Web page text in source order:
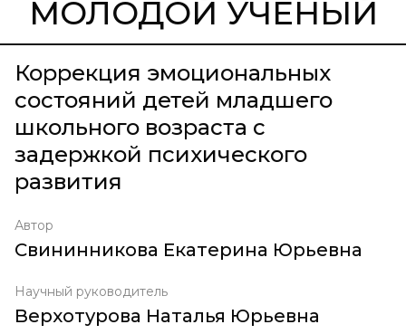
МОЛОДОЙ УЧЁНЫЙ
Коррекция эмоциональных
состояний детей младшего
школьного возраста с
задержкой психического
развития
Автор
Свининникова Екатерина Юрьевна
Научный руководитель
Верхотурова Наталья Юрьевна